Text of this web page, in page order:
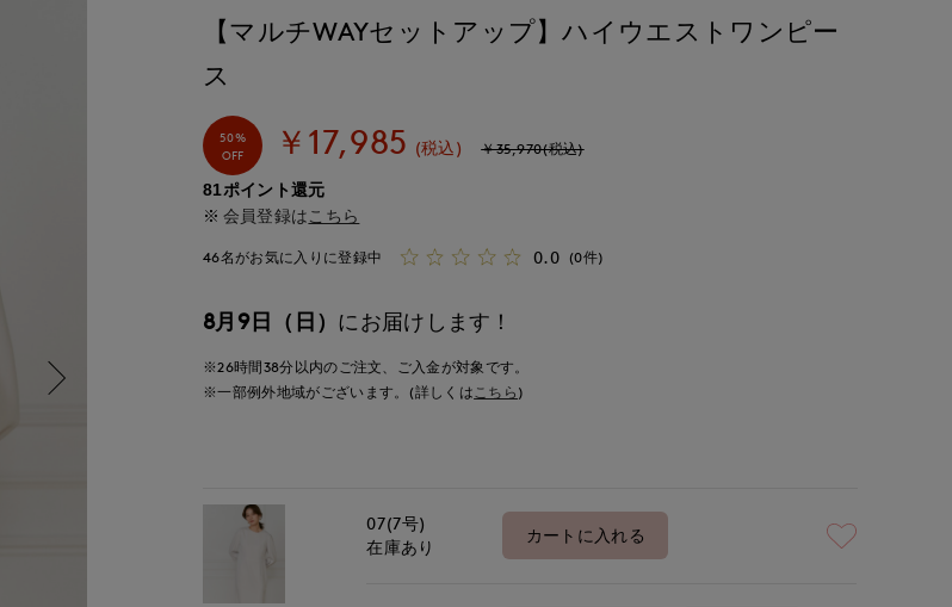
【マルチWAYセットアップ】ハイウエストワンピー
ス
50%
OFF
￥17,985 (税込) ￥35,970(税込)
81ポイント還元
会員登録は こちら
46名がお気に入りに登録中 0.0 (0件)
8月9日（日） にお届けします！
※26時間38分以内のご注文、ご入金が対象です。
※一部例外地域がございます。(詳しくはこちら )
07(7号)
在庫あり
カートに入れる